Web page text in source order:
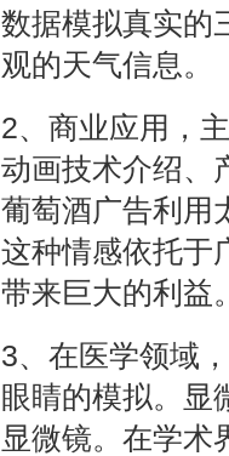
数据模拟真实的
观的天气信息。
2、商业应用，
动画技术介绍、
葡萄酒广告利用
这种情感依托于
带来巨大的利益
3、在医学领域
眼睛的模拟。显
显微镜。在学术